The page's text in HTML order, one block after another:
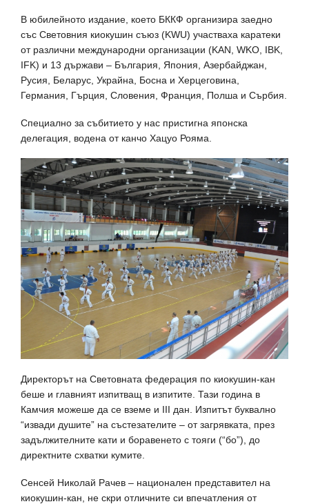
В юбилейното издание, което БККФ организира заедно
със Световния киокушин съюз (KWU) участваха каратеки
от различни международни организации (KAN, WKO, IBK,
IFK) и 13 държави – България, Япония, Азербайджан,
Русия, Беларус, Украйна, Босна и Херцеговина,
Германия, Гърция, Словения, Франция, Полша и Сърбия.
Специално за събитието у нас пристигна японска
делегация, водена от канчо Хацуо Рояма.
Директорът на Световната федерация по киокушин-кан
беше и главният изпитващ в изпитите. Тази година в
Камчия можеше да се вземе и ІІІ дан. Изпитът буквално
“извади душите” на състезателите – от загрявката, през
задължителните кати и боравенето с тояги (“бо”), до
директните схватки кумите.
Сенсей Николай Рачев – национален представител на
киокушин-кан, не скри отличните си впечатления от